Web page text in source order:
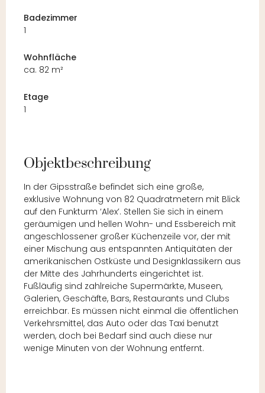
Badezimmer
1
Wohnfläche
ca. 82 m²
Etage
1
Objektbeschreibung
In der Gipsstraße befindet sich eine große,
exklusive Wohnung von 82 Quadratmetern mit Blick
auf den Funkturm ‘Alex’. Stellen Sie sich in einem
geräumigen und hellen Wohn- und Essbereich mit
angeschlossener großer Küchenzeile vor, der mit
einer Mischung aus entspannten Antiquitäten der
amerikanischen Ostküste und Designklassikern aus
der Mitte des Jahrhunderts eingerichtet ist.
Fußläufig sind zahlreiche Supermärkte, Museen,
Galerien, Geschäfte, Bars, Restaurants und Clubs
erreichbar. Es müssen nicht einmal die öffentlichen
Verkehrsmittel, das Auto oder das Taxi benutzt
werden, doch bei Bedarf sind auch diese nur
wenige Minuten von der Wohnung entfernt.